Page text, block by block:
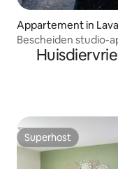
Appartement in
Bescheiden studio-
Resort
Superhost
Superhost